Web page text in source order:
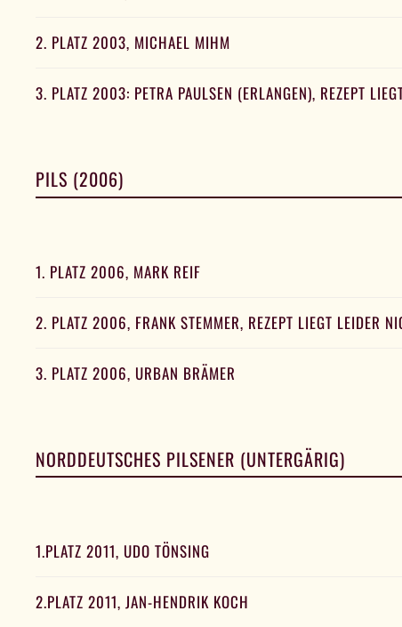
2. PLATZ 2003, MICHAEL MIHM
3. PLATZ 2003: PETRA PAULSEN (ERLANGEN), REZEPT
PILS (2006)
1. PLATZ 2006, MARK REIF
2. PLATZ 2006, FRANK STEMMER, REZEPT LIEGT LEIDER
3. PLATZ 2006, URBAN BRÄMER
NORDDEUTSCHES PILSENER (UNTERGÄRIG)
1.PLATZ 2011, UDO TÖNSING
2.PLATZ 2011, JAN-HENDRIK KOCH